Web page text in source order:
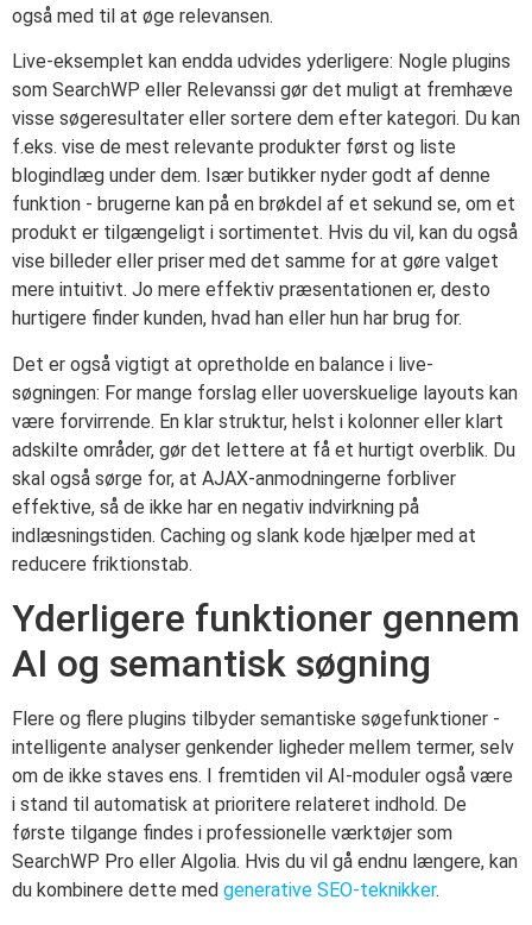
også med til at øge relevansen.
Live-eksemplet kan endda udvides yderligere: Nogle plugins
som SearchWP eller Relevanssi gør det muligt at fremhæve
visse søgeresultater eller sortere dem efter kategori. Du kan
f.eks. vise de mest relevante produkter først og liste
blogindlæg under dem. Især butikker nyder godt af denne
funktion - brugerne kan på en brøkdel af et sekund se, om et
produkt er tilgængeligt i sortimentet. Hvis du vil, kan du også
vise billeder eller priser med det samme for at gøre valget
mere intuitivt. Jo mere effektiv præsentationen er, desto
hurtigere finder kunden, hvad han eller hun har brug for.
Det er også vigtigt at opretholde en balance i live-
søgningen: For mange forslag eller uoverskuelige layouts kan
være forvirrende. En klar struktur, helst i kolonner eller klart
adskilte områder, gør det lettere at få et hurtigt overblik. Du
skal også sørge for, at AJAX-anmodningerne forbliver
effektive, så de ikke har en negativ indvirkning på
indlæsningstiden. Caching og slank kode hjælper med at
reducere friktionstab.
Yderligere funktioner gennem
AI og semantisk søgning
Flere og flere plugins tilbyder semantiske søgefunktioner -
intelligente analyser genkender ligheder mellem termer, selv
om de ikke staves ens. I fremtiden vil AI-moduler også være
i stand til automatisk at prioritere relateret indhold. De
første tilgange findes i professionelle værktøjer som
SearchWP Pro eller Algolia. Hvis du vil gå endnu længere, kan
du kombinere dette med generative SEO-teknikker.